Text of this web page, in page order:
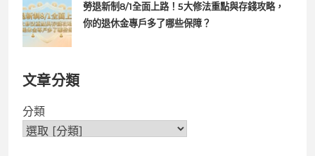
勞退新制8/1全面上路！5大修法重點與存錢攻略，
你的退休金專戶多了哪些保障？
文章分類
分類